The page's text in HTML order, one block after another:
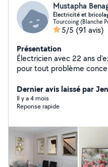
Mustapha
Électricité et
Tourcoing (Blanche
5/5 (91 avis)
Présentation
Électricien avec 22 ans
pour tout problème concernant
qualifié. électricien avec plus années
tous ce qui es
Dernier avis laissé par
Il y a 4 mois
Reponse rapide